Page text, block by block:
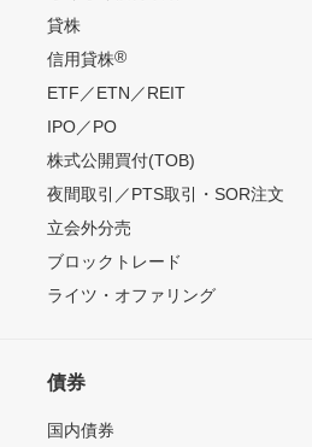
貸株
信用貸株®
ETF／ETN／REIT
IPO／PO
株式公開買付(TOB)
夜間取引／PTS取引・SOR注文
立会外分売
ブロックトレード
ライツ・オファリング
債券
国内債券